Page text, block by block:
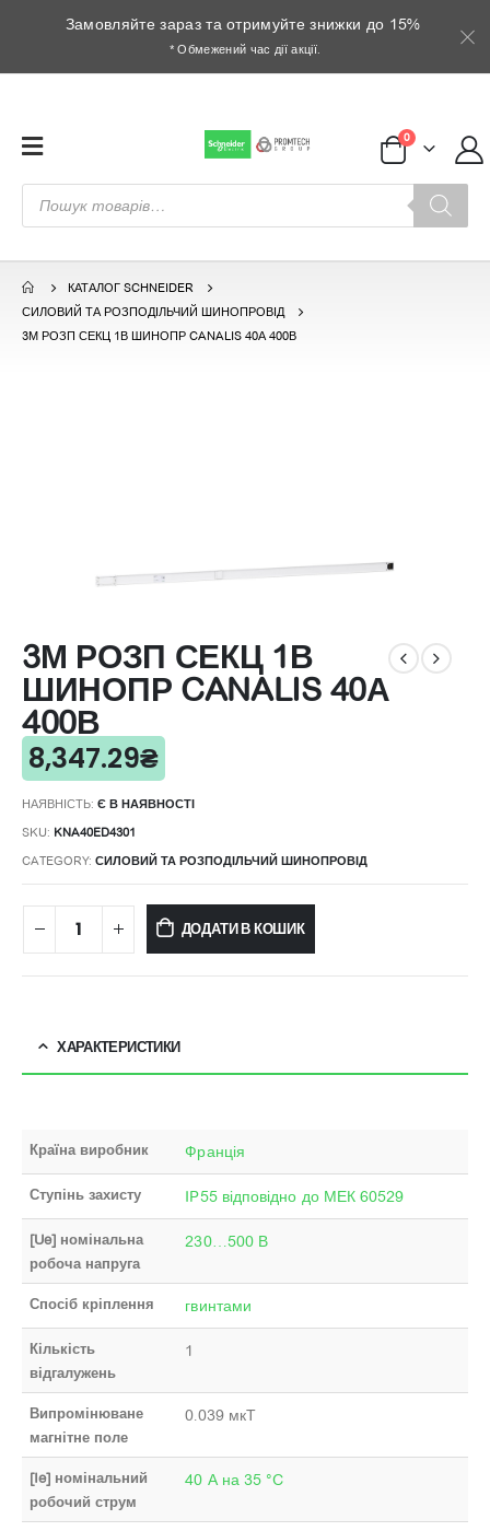
Замовляйте зараз та отримуйте знижки до 15%
* Обмежений час дії акції.
Пошук
товарів
0
КАТАЛОГ SCHNEIDER
СИЛОВИЙ ТА РОЗПОДІЛЬЧИЙ ШИНОПРОВІД
3М РОЗП СЕКЦ 1В ШИНОПР CANALIS 40А 400В
3М РОЗП СЕКЦ 1В
ШИНОПР CANALIS 40А
400В
8,347.29₴
НАЯВНІСТЬ: Є В НАЯВНОСТІ
SKU: KNA40ED4301
CATEGORY: СИЛОВИЙ ТА РОЗПОДІЛЬЧИЙ ШИНОПРОВІД
ДОДАТИ В КОШИК
ХАРАКТЕРИСТИКИ
Країна виробник Франція
Ступінь захисту IP55 відповідно до МЕК 60529
[Ue] номінальна
робоча напруга
230…500 В
Спосіб кріплення гвинтами
Кількість
відгалужень
1
Випромінюване
магнітне поле
0.039 мкТ
[Ie] номінальний
робочий струм
40 А на 35 °C